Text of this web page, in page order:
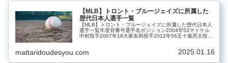
【MLB】トロント・ブルージェイズに所属した
歴代日本人選手一覧
【MLB】トロント・ブルージェイズに所属した歴代日本人
選手一覧年度背番号選手名ポジション2004年53マイケル
中村投手2007年18大家友和投手2012年56五十嵐亮太投手
mattaridoudesyou.com 2025.01.16